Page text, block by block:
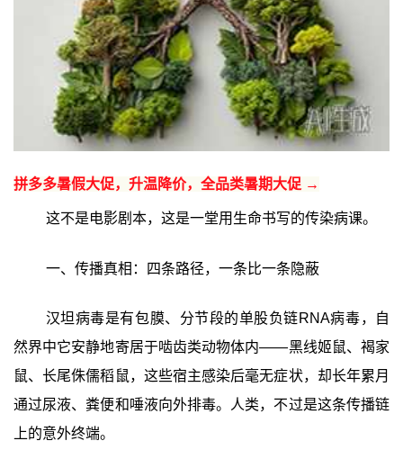
拼多多暑假大促，升温降价，全品类暑期大促 →
这不是电影剧本，这是一堂用生命书写的传染病课。
一、传播真相：四条路径，一条比一条隐蔽
汉坦病毒是有包膜、分节段的单股负链RNA病毒，自
然界中它安静地寄居于啮齿类动物体内——黑线姬鼠、褐家
鼠、长尾侏儒稻鼠，这些宿主感染后毫无症状，却长年累月
通过尿液、粪便和唾液向外排毒。人类，不过是这条传播链
上的意外终端。